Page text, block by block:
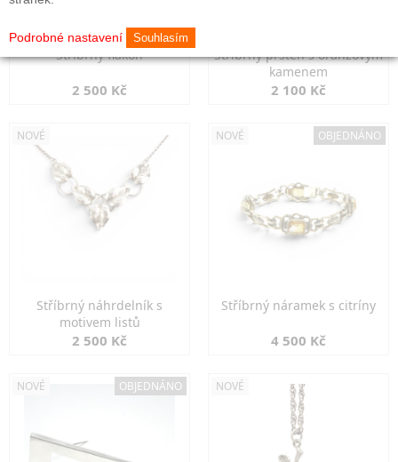
Stříbrný flakon
2 500 Kč
Stříbrný prsten s oranžovým
kamenem
2 100 Kč
NOVÉ
Stříbrný náhrdelník s
motivem listů
2 500 Kč
NOVÉ OBJEDNÁNO
Stříbrný náramek s citríny
4 500 Kč
NOVÉ OBJEDNÁNO NOVÉ
Podrobné nastavení Souhlasím